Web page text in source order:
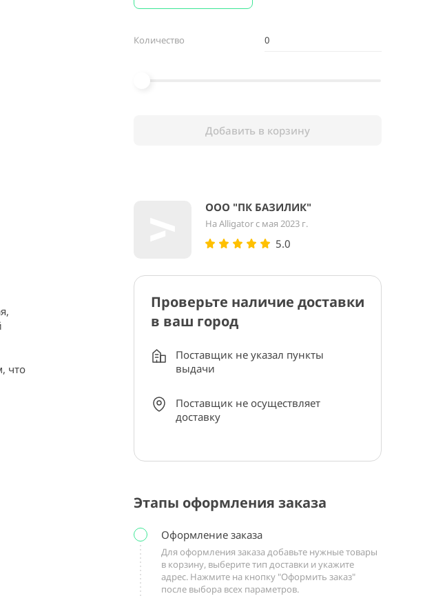
что
Количество
Добавить в корзину
ООО "ПК БАЗИЛИК"
На Alligator с мая 2023 г.
5.0
Проверьте наличие доставки
в ваш город
Поставщик не указал пункты
выдачи
Поставщик не осуществляет
доставку
Этапы оформления заказа
Оформление заказа
Для оформления заказа добавьте нужные товары
в корзину, выберите тип доставки и укажите
адрес. Нажмите на кнопку "Оформить заказ"
после выбора всех параметров.